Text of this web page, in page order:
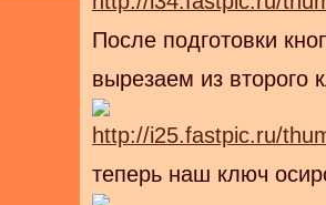
После подготовки
вырезаем из второго
теперь наш ключ